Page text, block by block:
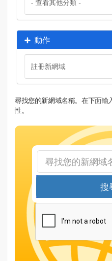
動作
尋找您的新網域名稱。在下面輸
性。
搜